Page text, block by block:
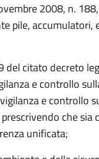
2008, n.
pile, accumulatori,
del citato decreto
e controllo
e controllo
che sia
unificata;